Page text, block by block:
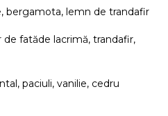
bergamota, lemn de trandafir
de fatăde lacrimă, trandafir,
paciuli, vanilie, cedru